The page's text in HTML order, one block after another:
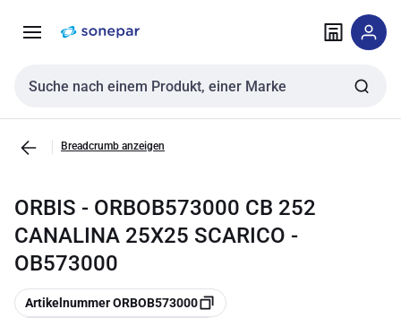
NavigationInhalt
Sucheingabe
Breadcrumb anzeigen
ORBIS - ORBOB573000 CB 252
CANALINA 25X25 SCARICO -
OB573000
Kopieren
Artikelnummer ORBOB573000